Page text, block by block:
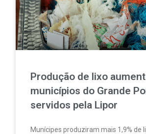
Produção de lixo
municípios do Grande
servidos pela Lipor
Munícipes produziram mais 1,9% de